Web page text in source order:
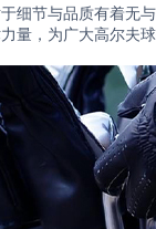
细节与品质有着无
量，为广大高尔夫